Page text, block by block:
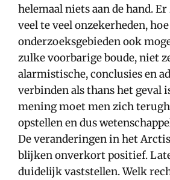
helemaal niets aan de hand.
veel te veel onzekerheden,
onderzoeksgebieden ook
zulke voorbarige boude, niet
alarmistische, conclusies en
verbinden als thans het geval
mening moet men zich
opstellen en dus
De veranderingen in het
blijken onverkort positief.
duidelijk vaststellen. Welk